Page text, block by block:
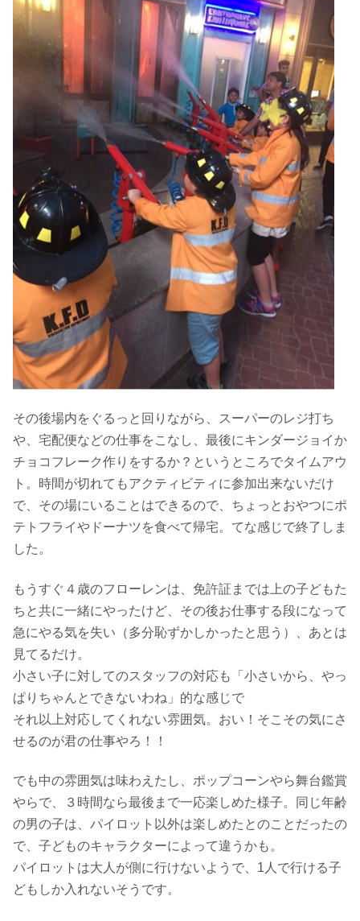
その後場内をぐるっと回りながら、スーパーのレジ打ち
や、宅配便などの仕事をこなし、最後にキンダージョイか
チョコフレーク作りをするか？というところでタイムアウ
ト。時間が切れてもアクティビティに参加出来ないだけ
で、その場にいることはできるので、ちょっとおやつにポ
テトフライやドーナツを食べて帰宅。てな感じで終了しま
した。
もうすぐ４歳のフローレンは、免許証までは上の子どもた
ちと共に一緒にやったけど、その後お仕事する段になって
急にやる気を失い（多分恥ずかしかったと思う）、あとは
見てるだけ。
小さい子に対してのスタッフの対応も「小さいから、やっ
ぱりちゃんとできないわね」的な感じで
それ以上対応してくれない雰囲気。おい！そこその気にさ
せるのが君の仕事やろ！！
でも中の雰囲気は味わえたし、ポップコーンやら舞台鑑賞
やらで、３時間なら最後まで一応楽しめた様子。同じ年齢
の男の子は、パイロット以外は楽しめたとのことだったの
で、子どものキャラクターによって違うかも。
パイロットは大人が側に行けないようで、1人で行ける子
どもしか入れないそうです。